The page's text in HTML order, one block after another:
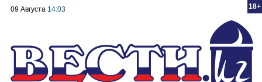
18+
09 Августа 14:03